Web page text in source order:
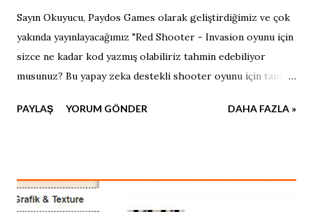
Sayın Okuyucu, Paydos Games olarak geliştirdiğimiz ve çok
yakında yayınlayacağımız "Red Shooter - Invasion oyunu için
sizce ne kadar kod yazmış olabiliriz tahmin edebiliyor
musunuz? Bu yapay zeka destekli shooter oyunu için tam
Çok yakında sizlerle, takipte kalın.
PAYLAŞ YORUM GÖNDER DAHA FAZLA »